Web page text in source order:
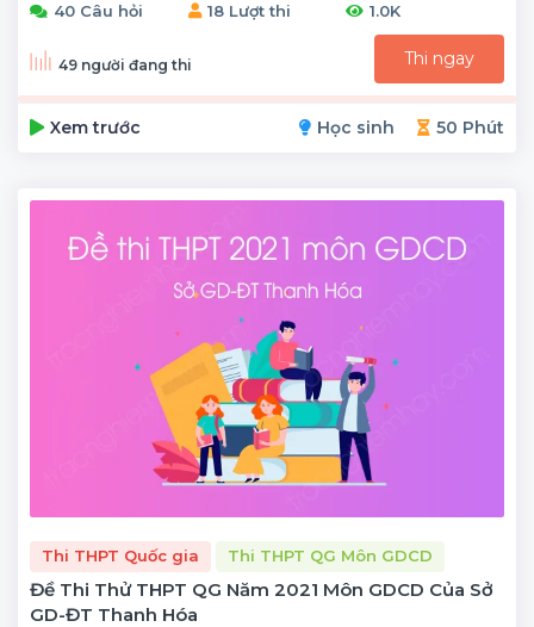
40 Câu hỏi 18 Lượt thi 1.0K
49 người đang thi Thi ngay
Xem trước Học sinh 50 Phút
Thi THPT Quốc gia Thi THPT QG Môn GDCD
Đề Thi Thử THPT QG Năm 2021 Môn GDCD Của Sở
GD-ĐT Thanh Hóa